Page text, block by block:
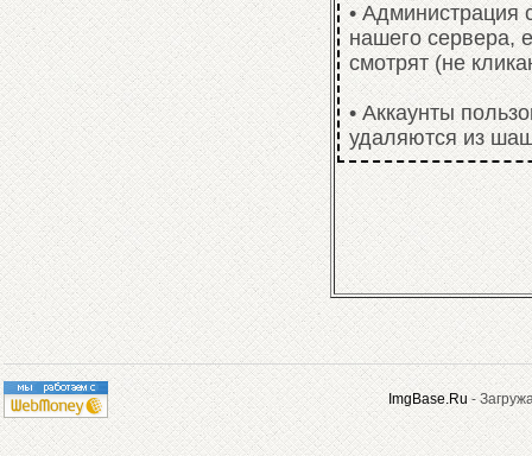
• Администрация
нашего сервера,
смотрят (не
• Аккаунты
удаляются из
ImgBase.Ru-